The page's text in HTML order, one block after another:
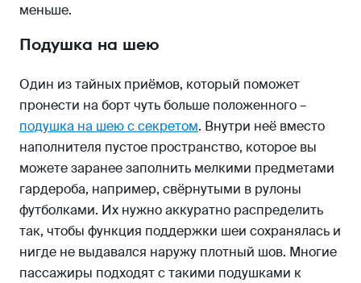
меньше.
Подушка на шею
Один из тайных приёмов, который поможет
пронести на борт чуть больше положенного –
подушка на шею с секретом. Внутри неё вместо
наполнителя пустое пространство, которое вы
можете заранее заполнить мелкими предметами
гардероба, например, свёрнутыми в рулоны
футболками. Их нужно аккуратно распределить
так, чтобы функция поддержки шеи сохранялась и
нигде не выдавался наружу плотный шов. Многие
пассажиры подходят с такими подушками к